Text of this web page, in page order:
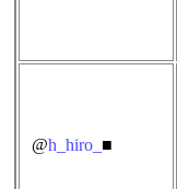
@h_hiro_ ■